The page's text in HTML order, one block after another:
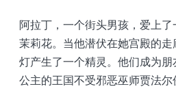
阿拉丁，一个街头男孩，爱上
茉莉花。当他潜伏在她宫殿的
灯产生了一个精灵。他们成为
公主的王国不受邪恶巫师贾法尔